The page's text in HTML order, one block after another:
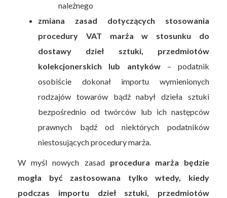
należnego
zmiana zasad dotyczących stosowania
procedury VAT marża w stosunku do
dostawy dzieł sztuki, przedmiotów
kolekcjonerskich lub antyków– podatnik
osobiście dokonał importu wymienionych
rodzajów towarów bądź nabył dzieła sztuki
bezpośrednio od twórców lub ich następców
prawnych bądź od niektórych podatników
niestosujących procedury marża.
W myśl nowych zasad procedura marża będzie
mogła być zastosowana tylko wtedy, kiedy
podczas importu dzieł sztuki, przedmiotów